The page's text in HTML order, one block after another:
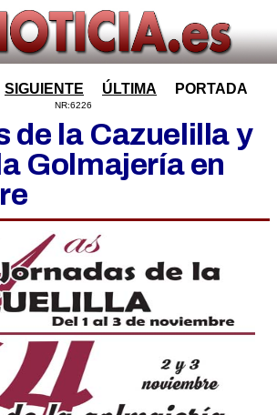
SIGUIENTE ÚLTIMA PORTADA
NR:6226
de la Cazuelilla y
Golmajería en